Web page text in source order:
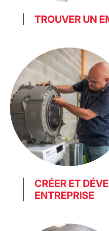
TROUVER UN
CRÉER ET
ENTREPRISE